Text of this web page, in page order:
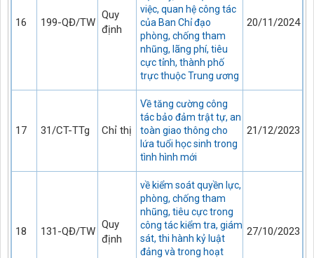
16 199-QĐ/TW
Quy
định
việc, quan hệ công tác
của Ban Chỉ đạo
phòng, chống tham
nhũng, lãng phí, tiêu
cực tỉnh, thành phố
trực thuộc Trung ương
20/11/2024
17 31/CT-TTg Chỉ thị
Về tăng cường công
tác bảo đảm trật tự, an
toàn giao thông cho
lứa tuổi học sinh trong
tình hình mới
21/12/2023
18 131-QĐ/TW
Quy
định
về kiểm soát quyền lực,
phòng, chống tham
nhũng, tiêu cực trong
công tác kiểm tra, giám
sát, thi hành kỷ luật
đảng và trong hoạt
27/10/2023